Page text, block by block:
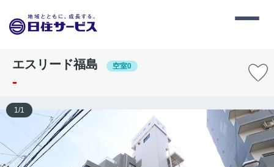
エスリード福島 空室0
-
1/1